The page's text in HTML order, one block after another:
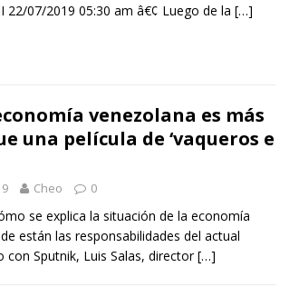
22/07/2019 05:30 am â€¢ Luego de la […]
venezolana es más
una película de ‘vaqueros e
Cheo 0
se explica la situación de la economía
están las responsabilidades del actual
con Sputnik, Luis Salas, director[…]